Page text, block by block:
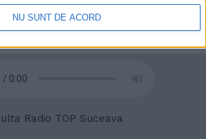
NU SUNT DE ACORD
Radio TOP Suceava